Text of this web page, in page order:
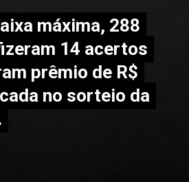
máxima, 288
14 acertos
prêmio de R$
no sorteio da
máxima, 288
14 acertos
prêmio de R$
no sorteio da